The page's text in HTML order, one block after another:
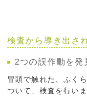
検査から導き出さ
2つの誤作動を発
冒頭で触れた、ふく
ついて、検査を行いま